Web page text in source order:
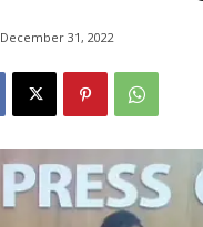
December 31, 2022